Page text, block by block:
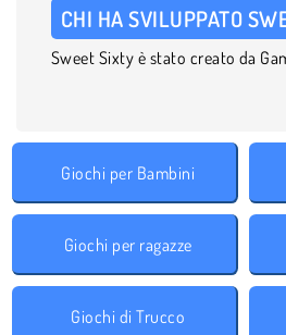
CHI HA SVILUPPATO
Sweet Sixty è stato creato da
Giochi per Bambini
Giochi per ragazze
Giochi di Trucco